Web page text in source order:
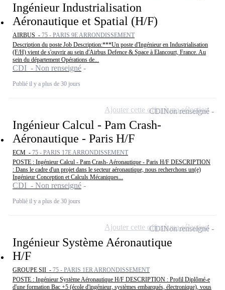
Ingénieur Industrialisation
Aéronautique et Spatial (H/F)
AIRBUS - 75 - PARIS 9E ARRONDISSEMENT
Description du poste Job Description:***Un poste d'Ingénieur en Industrialisation
(F/H) vient de s'ouvrir au sein d'Airbus Defence & Space à Elancourt, France. Au
sein du département Opérations de...
CDI - Non renseigné
Publié il y a plus de 30 jours
Ingénieur Calcul - Pam Crash-
Aéronautique - Paris H/F
ECM - 75 - PARIS 17E ARRONDISSEMENT
POSTE : Ingénieur Calcul - Pam Crash- Aéronautique - Paris H/F DESCRIPTION
: Dans le cadre d'un projet dans le secteur aéronautique, nous recherchons un(e)
Ingénieur Conception et Calculs Mécaniques...
CDI - Non renseigné
Publié il y a plus de 30 jours
CDINon renseigné
Ajouter cette offre à ma sélection
Ingénieur Système Aéronautique
H/F
GROUPE SII - 75 - PARIS 1ER ARRONDISSEMENT
POSTE : Ingénieur Système Aéronautique H/F DESCRIPTION : Profil Diplômé-e
d'une formation Bac +5 (école d'ingénieur, systèmes embarqués, électronique), vous
CDINon renseigné
Ajouter cette offre à ma sélection